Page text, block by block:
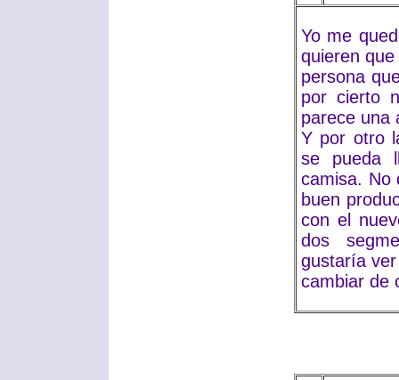
Yo me
quieren
persona
por cierto
parece una
Y por otro
se pueda
camisa. No
buen
con el
dos
gustaría
cambiar de